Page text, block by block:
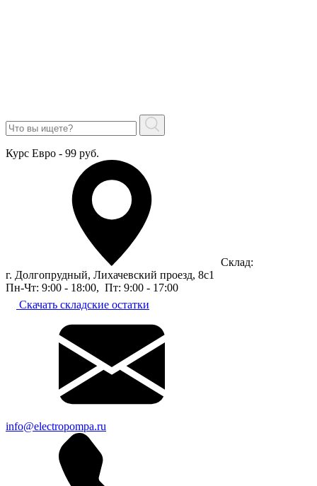
Курс Евро - 99 руб.
Склад:
г. Долгопрудный, Лихачевский проезд, 8c1
Пн-Чт: 9:00 - 18:00, Пт: 9:00 - 17:00
Скачать складские остатки
info@electropompa.ru